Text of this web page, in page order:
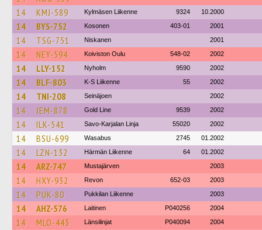
14 KMJ-589 Kylmäsen Liikenne 9324 10.2000
14 BYS-752 Kosonen 403-01 2001
14 TSG-751 Niskanen 2001
14 NEY-594 Koiviston Oulu 548-02 2002
14 LLY-152 Nyholm 9590 2002
14 BLF-803 K-S Liikenne 55 2002
14 TNI-208 Seinäjoen 2002
14 JEM-878 Gold Line 9539 2002
14 ILK-541 Savo-Karjalan Linja 55020 2002
14 BSU-699 Wasabus 2745 01.2002
14 LZN-132 Härmän Liikenne 64 01.2002
14 ARZ-747 Mustajärven 2003
14 HXY-932 Revon 652-03 2003
14 PUK-80 Pukkilan Liikenne 2003
14 AHZ-576 Laitinen P040256 2004
14 MLO-443 Länsilinjat P040094 2004